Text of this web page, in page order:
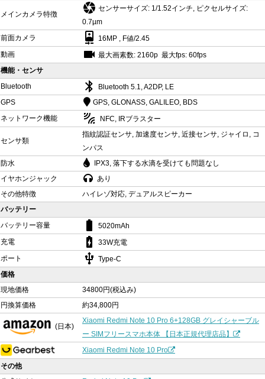
メインカメラ特徴 camera センサーサイズ: 1/1.52インチ, ピクセルサイズ:
0.7µm
前面カメラ
camera_front
16MP , F値/2.45
動画
videocam 最大画素数: 2160p 最大fps: 60fps
機能・センサ
Bluetooth
bluetooth
Bluetooth 5.1, A2DP, LE
GPS
GPS, GLONASS, GALILEO, BDS
ネットワーク機能
leak_add NFC, IRブラスター
センサ類
指紋認証センサ, 加速度センサ, 近接センサ, ジャイロ, コ
ンパス
防水
IPX3, 落下する水滴を受けても問題なし
イヤホンジャック
あり
その他特徴
ハイレゾ対応, デュアルスピーカー
バッテリー
バッテリー容量
battery_std
5020mAh
充電
battery_charging_full
33W充電
ポート
usb Type-C
価格
現地価格
34800円(税込み)
円換算価格
約34,800円
(日本)
Xiaomi Redmi Note 10 Pro 6+128GB グレイシャーブル
ー SIMフリースマホ本体 【日本正規代理店品】
Xiaomi Redmi Note 10 Pro
その他